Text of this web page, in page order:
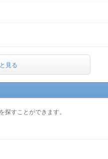
見る
探すことができます。